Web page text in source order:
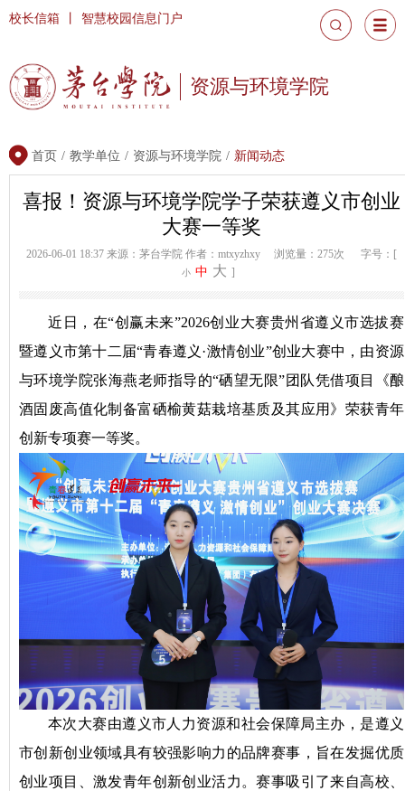
资源与环境学院
校长信箱 智慧校园信息门户
首页 / 教学单位 / 资源与环境学院 / 新闻动态
喜报！资源与环境学院学子荣获遵义市创业
大赛一等奖
2026-06-01 18:37 来源：茅台学院 作者：mtxyzhxy 浏览量：275次 字号：[
小 中 大 ]
近日，在“创赢未来”2026创业大赛贵州省遵义市选拔赛
暨遵义市第十二届“青春遵义·激情创业”创业大赛中，由资源
与环境学院张海燕老师指导的“硒望无限”团队凭借项目《酿
酒固废高值化制备富硒榆黄菇栽培基质及其应用》荣获青年
创新专项赛一等奖。
本次大赛由遵义市人力资源和社会保障局主办，是遵义
市创新创业领域具有较强影响力的品牌赛事，旨在发掘优质
创业项目、激发青年创新创业活力。赛事吸引了来自高校、